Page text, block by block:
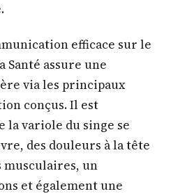
efficace sur le
Santé assure une
via les principaux
conçus. Il est
la variole du singe se
des douleurs à la tête
musculaires, un
et également une